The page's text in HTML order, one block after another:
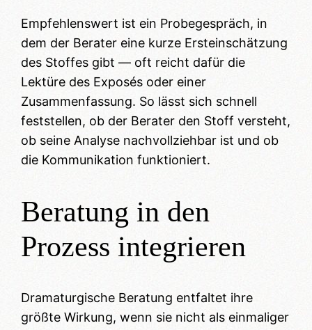
Empfehlenswert ist ein Probegespräch, in
dem der Berater eine kurze Ersteinschätzung
des Stoffes gibt — oft reicht dafür die
Lektüre des Exposés oder einer
Zusammenfassung. So lässt sich schnell
feststellen, ob der Berater den Stoff versteht,
ob seine Analyse nachvollziehbar ist und ob
die Kommunikation funktioniert.
Beratung in den
Prozess integrieren
Dramaturgische Beratung entfaltet ihre
größte Wirkung, wenn sie nicht als einmaliger